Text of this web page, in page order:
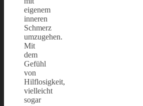
eigenem
inneren
Schmerz
umzugehen.
Mit
dem
Gefühl
von
Hilflosigkeit,
vielleicht
sogar